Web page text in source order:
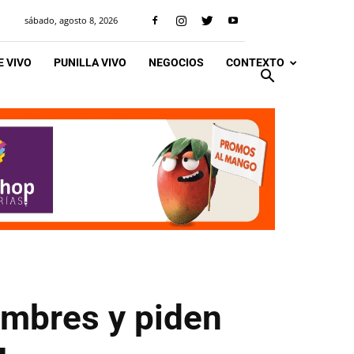
sábado, agosto 8, 2026
VIVO PUNILLA VIVO NEGOCIOS CONTEXTO
y piden